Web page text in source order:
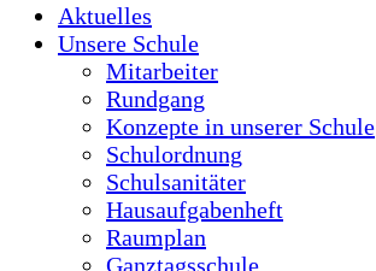
Aktuelles
Unsere Schule
Mitarbeiter
Rundgang
Konzepte in unserer Schule
Schulordnung
Schulsanitäter
Hausaufgabenheft
Raumplan
Ganztagsschule